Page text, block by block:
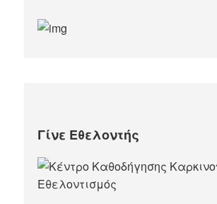
Γίνε Εθελοντής